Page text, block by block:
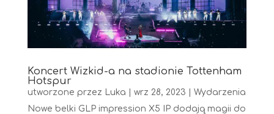
Koncert Wizkid-a na stadionie Tottenham
Hotspur
utworzone przez Luka wrz 28, 2023
Wydarzenia
Nowe belki GLP impression X5 IP dodają magii do